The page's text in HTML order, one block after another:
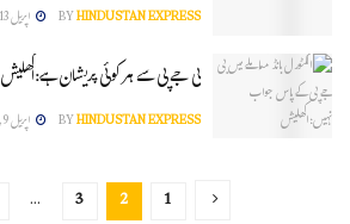
BYHINDUSTAN EXPRESS اپریل 13, 2024
بی جے پی سے ہر کوئی پریشان ہے:اکھلیش
BYHINDUSTAN EXPRESS اپریل 9, 2024
1
2
3
…